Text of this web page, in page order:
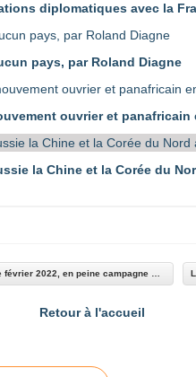
diplomatiques avec la
pays, par Roland Diagne
ouvrier et
la Chine et la Corée du
Retour à l'accueil